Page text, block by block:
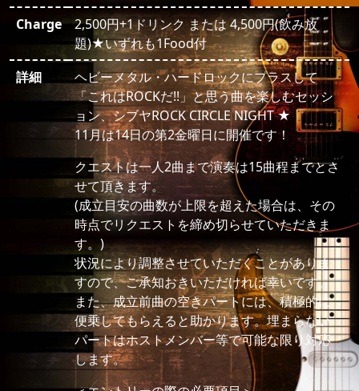
Charge
2,500円+1ドリンク または 4,500円(飲み放
題)★いずれも1Food付
詳細
ヘビーメタル・ハードロックにプラスして
「これはROCKだ!!」と思う曲を楽しむセッシ
ョン、シブヤROCK CIRCLE NIGHT ★
11月は14日の第2金曜日に開催です！
クエストは一人2曲まで演奏は15曲程までとさ
せて頂きます。
(成立目安の曲数が上限を超えた場合は、その
時点でリクエストを締め切らせていただきま
す。)
状況により調整させていただくことがありま
すので、ご承知おきいただければ幸いです。
また、成立前曲の空きパートには、積極的に
便乗してもらえると助かります。埋まらない
パートはホストメンバー等で可能な限り対応
します。